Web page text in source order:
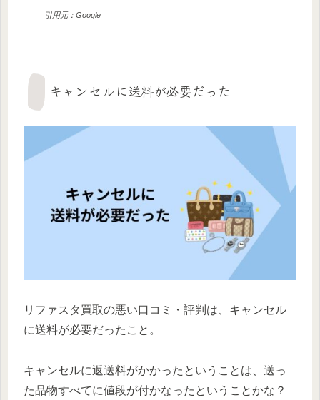
引用元：Google
キャンセルに送料が必要だった
リファスタ買取の悪い口コミ・評判は、キャンセル
に送料が必要だったこと。
キャンセルに返送料がかかったということは、送っ
た品物すべてに値段が付かなったということかな？